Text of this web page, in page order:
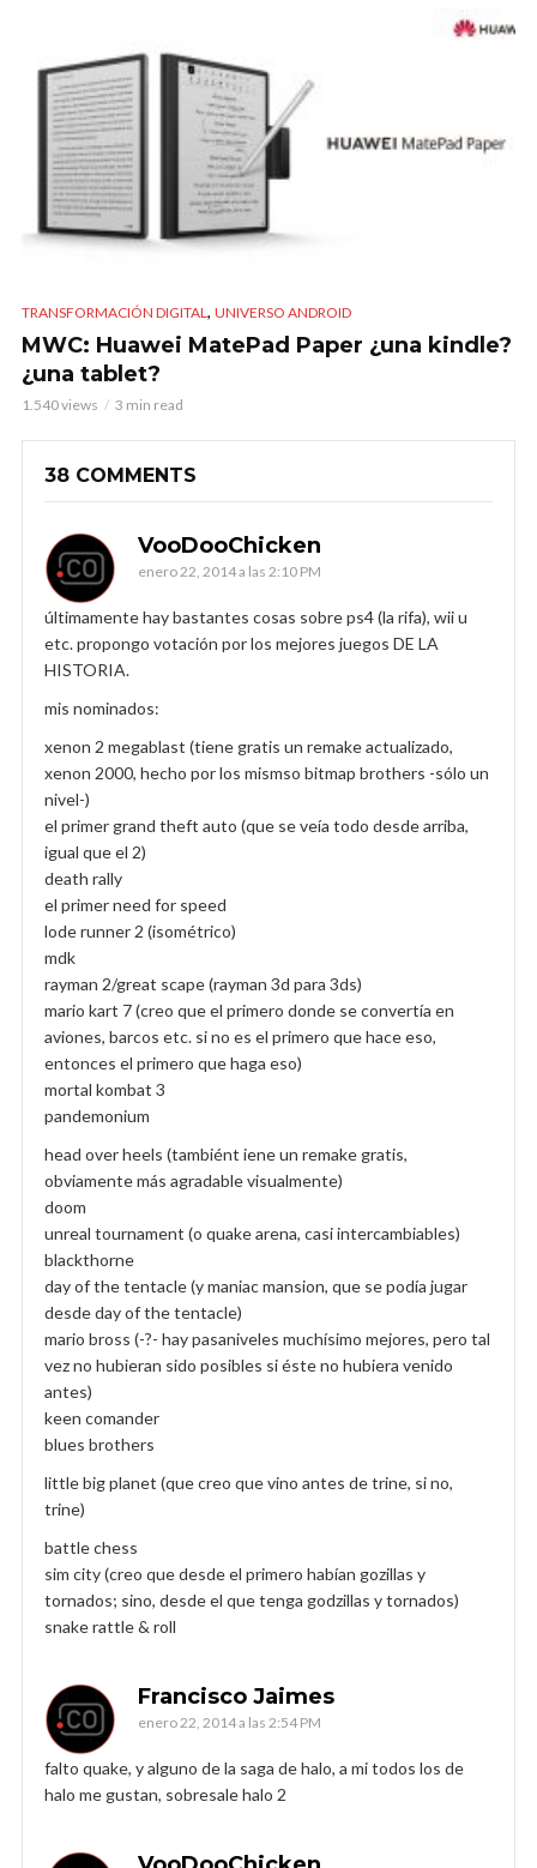
TRANSFORMACIÓN DIGITAL, UNIVERSO ANDROID
MWC: Huawei MatePad Paper ¿una kindle?
¿una tablet?
1.540 views 3 min read
38 COMMENTS
VooDooChicken
enero 22, 2014 a las 2:10 PM
últimamente hay bastantes cosas sobre ps4 (la rifa), wii u
etc. propongo votación por los mejores juegos DE LA
HISTORIA.
mis nominados:
xenon 2 megablast (tiene gratis un remake actualizado,
xenon 2000, hecho por los mismso bitmap brothers -sólo un
nivel-)
el primer grand theft auto (que se veía todo desde arriba,
igual que el 2)
death rally
el primer need for speed
lode runner 2 (isométrico)
mdk
rayman 2/great scape (rayman 3d para 3ds)
mario kart 7 (creo que el primero donde se convertía en
aviones, barcos etc. si no es el primero que hace eso,
entonces el primero que haga eso)
mortal kombat 3
pandemonium
head over heels (tambiént iene un remake gratis,
obviamente más agradable visualmente)
doom
unreal tournament (o quake arena, casi intercambiables)
blackthorne
day of the tentacle (y maniac mansion, que se podía jugar
desde day of the tentacle)
mario bross (-?- hay pasaniveles muchísimo mejores, pero tal
vez no hubieran sido posibles si éste no hubiera venido
antes)
keen comander
blues brothers
little big planet (que creo que vino antes de trine, si no,
trine)
battle chess
sim city (creo que desde el primero habían gozillas y
tornados; sino, desde el que tenga godzillas y tornados)
snake rattle & roll
Francisco Jaimes
enero 22, 2014 a las 2:54 PM
falto quake, y alguno de la saga de halo, a mi todos los de
halo me gustan, sobresale halo 2